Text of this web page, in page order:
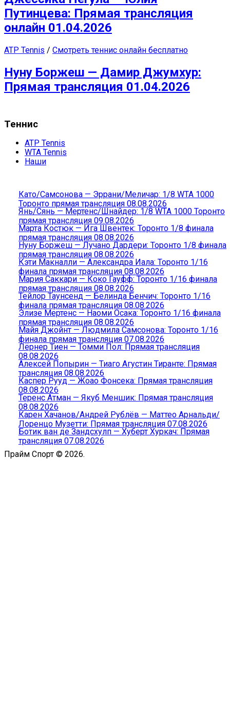
Путинцева: Прямая трансляция
онлайн 01.04.2026
ATP Tennis / Смотреть теннис онлайн бесплатно
Нуну Боржеш — Дамир Джумхур:
Прямая трансляция 01.04.2026
Теннис
ATP Tennis
WTA Tennis
Наши
Като/Самсонова — Эррани/Меличар: 1/8 WTA 1000
Торонто прямая трансляция 08.08.2026
Янь/Сянь — Мертенс/Шнайдер: 1/8 WTA 1000 Торонто
прямая трансляция 09.08.2026
Марта Костюк — Ига Швентек: Торонто 1/8 финала
прямая трансляция 08.08.2026
Нуну Боржеш — Лучано Дардери: Торонто 1/8 финала
прямая трансляция 08.08.2026
Кэти Макналли — Александра Иала: Торонто 1/16
финала прямая трансляция 08.08.2026
Мария Саккари — Коко Гауфф: Торонто 1/16 финала
прямая трансляция 08.08.2026
Тейлор Таунсенд — Белинда Бенчич: Торонто 1/16
финала прямая трансляция 08.08.2026
Элизе Мертенс — Наоми Осака: Торонто 1/16 финала
прямая трансляция 08.08.2026
Майя Джойнт — Людмила Самсонова: Торонто 1/16
финала прямая трансляция 07.08.2026
Лёрнер Тиен — Томми Пол: Прямая трансляция
08.08.2026
Алексей Попырин — Тиаго Агустин Тиранте: Прямая
трансляция 08.08.2026
Каспер Рууд — Жоао Фонсека: Прямая трансляция
08.08.2026
Теренс Атман — Якуб Меншик: Прямая трансляция
08.08.2026
Карен Хачанов/Андрей Рублёв — Маттео Арнальди/
Лоренцо Музетти: Прямая трансляция 07.08.2026
Ботик ван де Зандсхулп — Хуберт Хуркач: Прямая
трансляция 07.08.2026
Прайм Спорт © 2026.